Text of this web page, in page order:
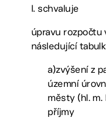
I. schvaluje
úpravu rozpočtu
následující
a)zvýšení z
územní
městy (hl.
příjmy